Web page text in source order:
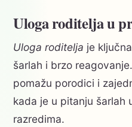
Uloga roditelja u
Uloga roditelja je
šarlah i brzo
pomažu porodici i
kada je u pitanju šarlah
razredima.